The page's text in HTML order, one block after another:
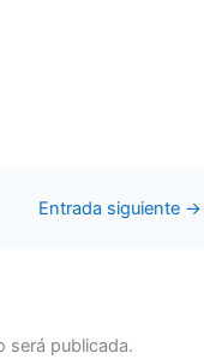
Entrada siguiente →
será publicada.